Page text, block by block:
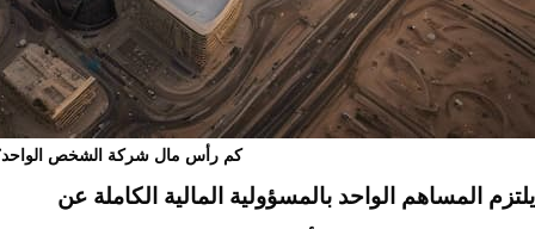
كم رأس مال شركة الشخص
يلتزم المساهم الواحد بالمسؤولية المالية الكاملة عن